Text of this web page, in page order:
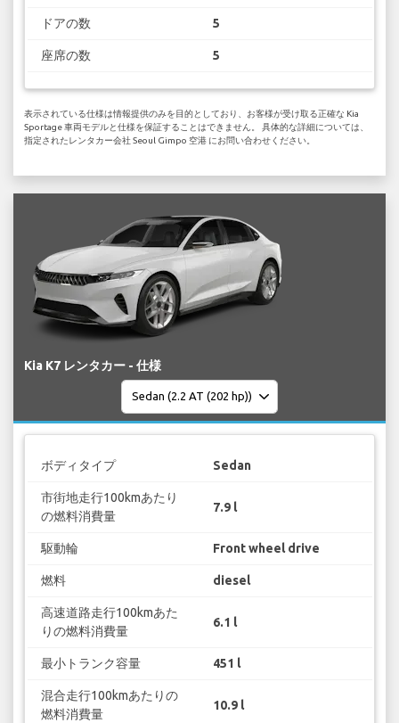
ドアの数 5
座席の数 5
表示されている仕様は情報提供のみを目的としており、お客様が受け取る正確な Kia
Sportage 車両モデルと仕様を保証することはできません。 具体的な詳細については、
指定されたレンタカー会社 Seoul Gimpo 空港 にお問い合わせください。
Kia K7 レンタカー - 仕様
ボディタイプ Sedan
市街地走行100kmあたり
の燃料消費量
7.9 l
駆動輪 Front wheel drive
燃料 diesel
高速道路走行100kmあた
りの燃料消費量
6.1 l
最小トランク容量 451 l
混合走行100kmあたりの
燃料消費量
10.9 l